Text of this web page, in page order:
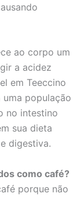
ao corpo um
a acidez
em Teeccino
população
no intestino
sua dieta
digestiva.
como café?
porque não